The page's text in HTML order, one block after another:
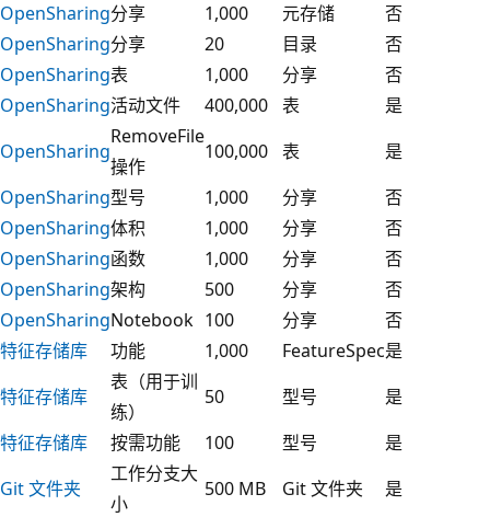
OpenSharing分享 1,000 元存储
否
OpenSharing分享 20 目录
否
OpenSharing表 1,000 分享
否
OpenSharing活动文件 400,000 表
是
OpenSharing
RemoveFile
操作
100,000 表
是
OpenSharing型号 1,000 分享
否
OpenSharing体积 1,000 分享
否
OpenSharing函数 1,000 分享
否
OpenSharing架构 500 分享
否
OpenSharingNotebook 100 分享
否
特征存储库
功能 1,000 FeatureSpec是
特征存储库
表（用于训
练）
50 型号
是
特征存储库
按需功能 100 型号
是
Git 文件夹
工作分支大
小
500 MB Git 文件夹
是